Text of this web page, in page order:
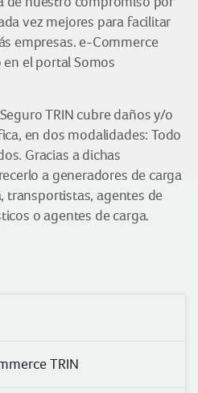
vez mejores para facilitar
empresas. e-Commerce
en el portal Somos
TRIN cubre daños y/o
en dos modalidades: Todo
Gracias a dichas
a generadores de carga
transportistas, agentes de
o agentes de carga.
TRIN